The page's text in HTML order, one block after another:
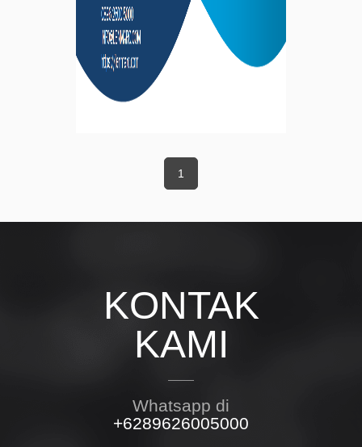
1
KONTAK
KAMI
Whatsapp di
+6289626005000